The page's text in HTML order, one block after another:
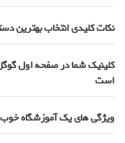
نکات کلیدی انتخاب بهترین
کلینیک شما در صفحه اول
است
ویژگی های یک آموزشگاه